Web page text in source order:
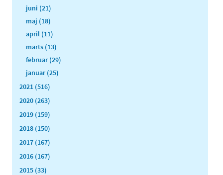
juni (21)
maj (18)
april (11)
marts (13)
februar (29)
januar (25)
2021 (516)
2020 (263)
2019 (159)
2018 (150)
2017 (167)
2016 (167)
2015 (33)